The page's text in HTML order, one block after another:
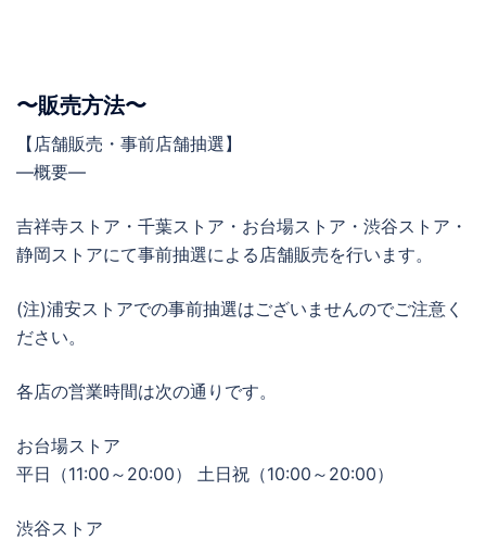
〜販売方法〜
【店舗販売・事前店舗抽選】
―概要―
吉祥寺ストア・千葉ストア・お台場ストア・渋谷ストア・
静岡ストアにて事前抽選による店舗販売を行います。
(注)浦安ストアでの事前抽選はございませんのでご注意く
ださい。
各店の営業時間は次の通りです。
お台場ストア
平日（11:00～20:00） 土日祝（10:00～20:00）
渋谷ストア